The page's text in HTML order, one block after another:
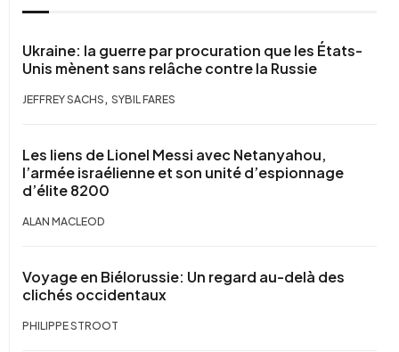
Ukraine: la guerre par procuration que les États-
Unis mènent sans relâche contre la Russie
JEFFREY SACHS , SYBIL FARES
Les liens de Lionel Messi avec Netanyahou,
l’armée israélienne et son unité d’espionnage
d’élite 8200
ALAN MACLEOD
Voyage en Biélorussie: Un regard au-delà des
clichés occidentaux
PHILIPPE STROOT